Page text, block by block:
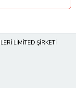
LİMİTED ŞİRKETİ